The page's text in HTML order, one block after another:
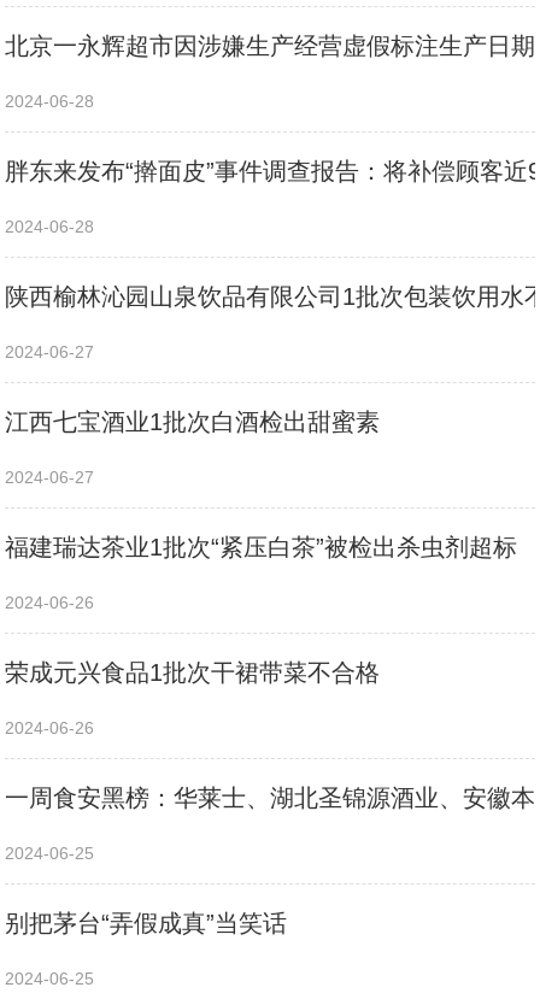
北京一永辉超市因涉嫌生产经营虚假标注生产日
2024-06-28
胖东来发布“擀面皮”事件调查报告：将补偿顾客近
2024-06-28
陕西榆林沁园山泉饮品有限公司1批次包装饮用水
2024-06-27
江西七宝酒业1批次白酒检出甜蜜素
2024-06-27
福建瑞达茶业1批次“紧压白茶”被检出杀虫剂超标
2024-06-26
荣成元兴食品1批次干裙带菜不合格
2024-06-26
一周食安黑榜：华莱士、湖北圣锦源酒业、安徽
2024-06-25
别把茅台“弄假成真”当笑话
2024-06-25